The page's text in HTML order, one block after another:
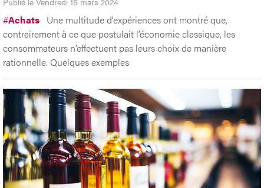
#Achats Une multitude d’expériences ont montré que,
contrairement à ce que postulait l’économie classique, les
consommateurs n’effectuent pas leurs choix de manière
rationnelle. Quelques exemples.